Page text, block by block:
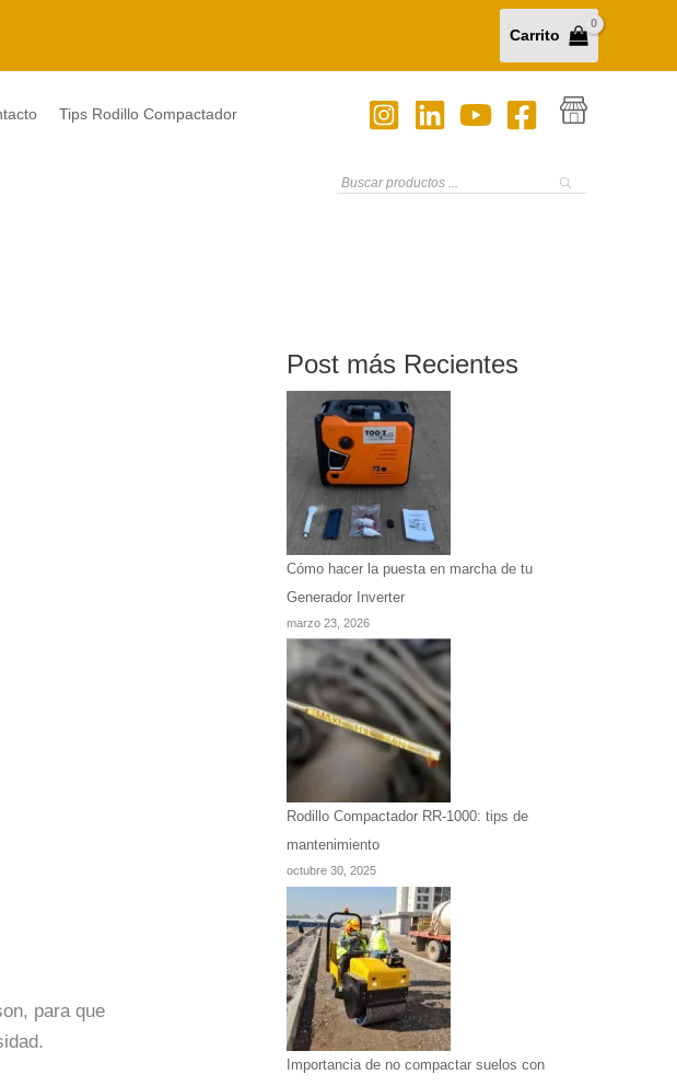
Carrito
Tips Rodillo Compactador
Búsqueda
de
para que
Post más Recientes
Cómo hacer la puesta en marcha de tu
Generador Inverter
marzo 23, 2026
Rodillo Compactador RR-1000: tips de
mantenimiento
octubre 30, 2025
Importancia de no compactar suelos con